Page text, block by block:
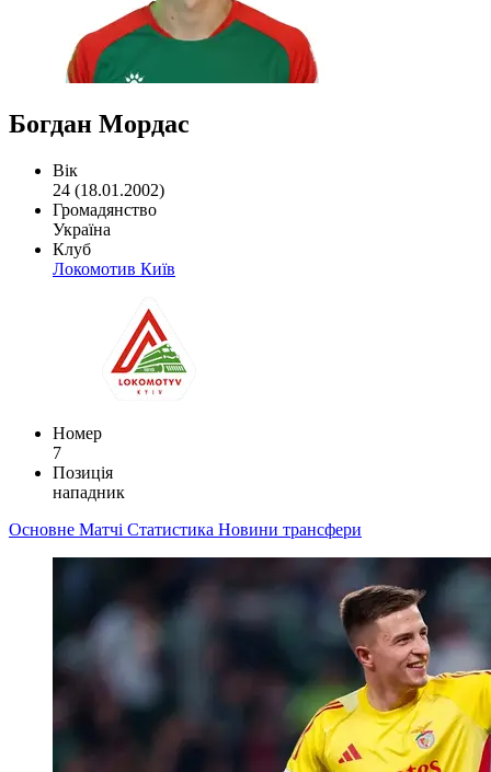
Богдан Мордас
Вік
24 (18.01.2002)
Громадянство
Україна
Клуб
Локомотив Київ
Номер
7
Позиція
нападник
Основне Матчі Статистика Новини трансфери